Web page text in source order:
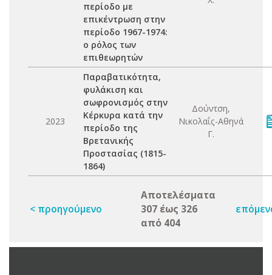
περίοδο με
επικέντρωση στην
περίοδο 1967-1974:
ο ρόλος των
επιθεωρητών
2023
Παραβατικότητα,
φυλάκιση και
σωφρονισμός στην
Κέρκυρα κατά την
περίοδο της
Βρετανικής
Προστασίας (1815-
1864)
Δούντση,
Νικολαΐς-Αθηνά
Γ.
< προηγούμενο
Αποτελέσματα
307 έως 326
από 404